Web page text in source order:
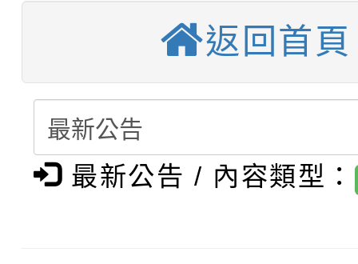
1次會員大會暨第7屆
推動社區運動俱樂部營
計畫」1 份，請踴躍報
權責核予出席人員公(
【甄選結果(第11招)】
學年度第1學期第7次
結果(第11招)
【甄選結果(第3招)】
學年度第1學期第9次代
結果(第3招)
桃園市家庭教育中心「
程資訊」、「暑期親子
「祖孫樂淘桃」、「愛
「校園短影音徵選活動
員」簡章及活動海報，
115學年度新生訓練注
返回首頁
最新公告 / 內容類型：